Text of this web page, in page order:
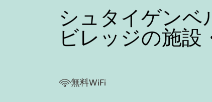
シュタイゲン
ビレッジの施設
無料WiFi